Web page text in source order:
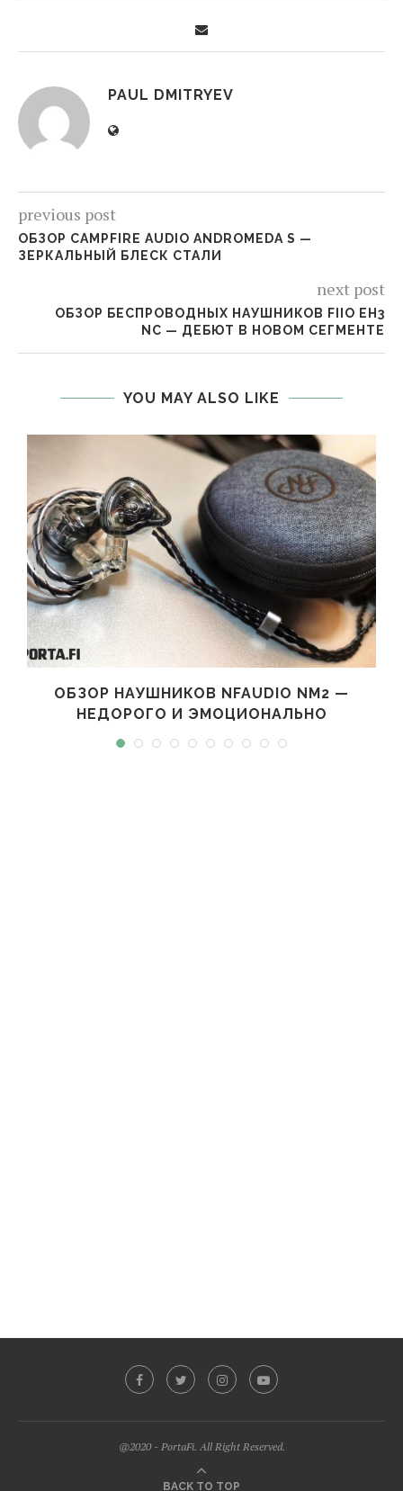
PAUL DMITRYEV
previous post
ОБЗОР CAMPFIRE AUDIO ANDROMEDA S —
ЗЕРКАЛЬНЫЙ БЛЕСК СТАЛИ
next post
ОБЗОР БЕСПРОВОДНЫХ НАУШНИКОВ FIIO EH3
NC — ДЕБЮТ В НОВОМ СЕГМЕНТЕ
YOU MAY ALSO LIKE
ОБЗОР НАУШНИКОВ NFAUDIO NM2 —
НЕДОРОГО И ЭМОЦИОНАЛЬНО
@2020 - PortaFi. All Right Reserved.
BACK TO TOP